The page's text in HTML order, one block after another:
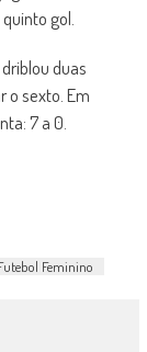
gol.
duas
o sexto. Em
7 a 0.
Feminino